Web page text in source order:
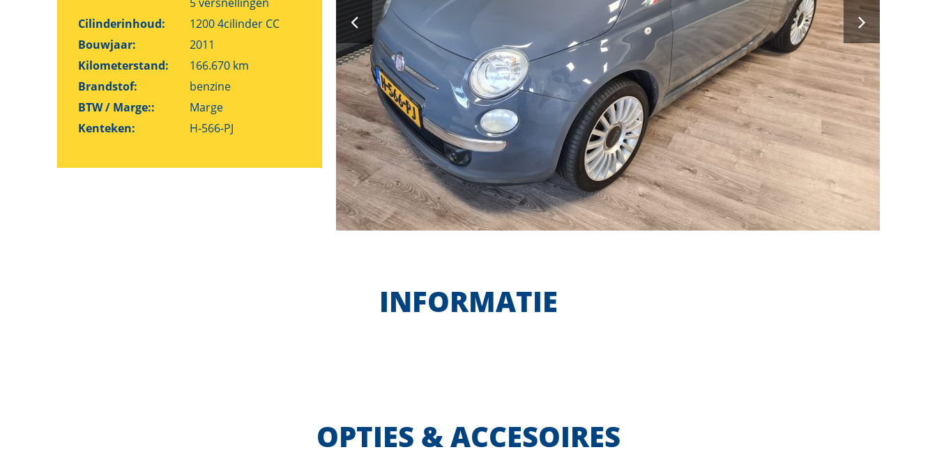
Cilinderinhoud:
1200 4cilinder CC
Bouwjaar:
2011
Kilometerstand:
166.670 km
Brandstof:
benzine
BTW / Marge::
Marge
Kenteken:
H-566-PJ
INFORMATIE
OPTIES & ACCESOIRES